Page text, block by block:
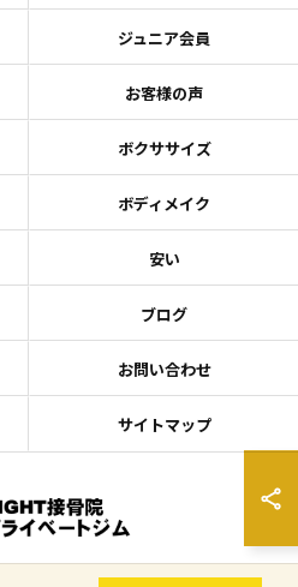
ジュニア会員
お客様の声
ボクササイズ
ボディメイク
安い
ブログ
お問い合わせ
サイトマップ